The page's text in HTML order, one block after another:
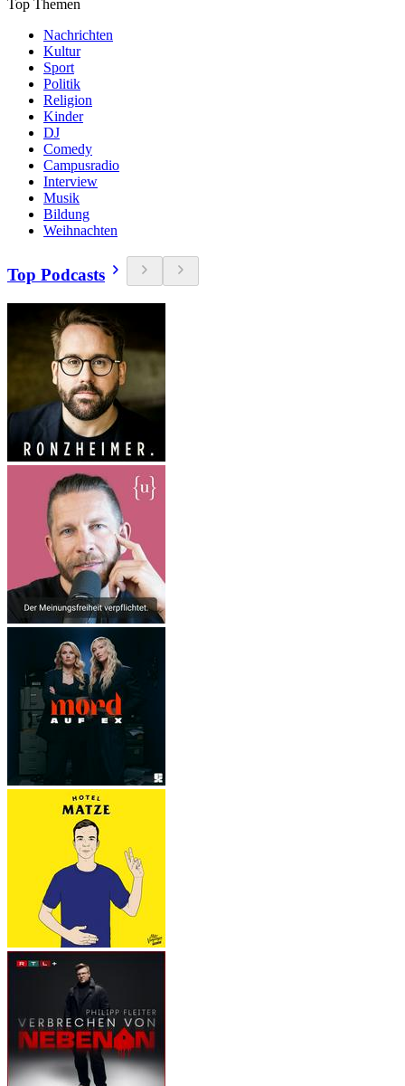
Top Themen
Nachrichten
Kultur
Sport
Politik
Religion
Kinder
DJ
Comedy
Campusradio
Interview
Musik
Bildung
Weihnachten
Top Podcasts